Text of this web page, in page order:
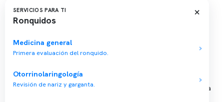
Sucursales
📍 Vitacura: Av. Kennedy 5488, Patio Inglés, piso -1, local 003
📍 Providencia: Av. Andrés Bello 2337, local 2
Reserva tu hora
Agenda tu consulta médica o examen del sueño de forma rápida
SERVICIOS PARA TI
Ronquidos
×
Medicina general
Primera evaluación del ronquido.
Otorrinolaringología
Revisión de nariz y garganta.